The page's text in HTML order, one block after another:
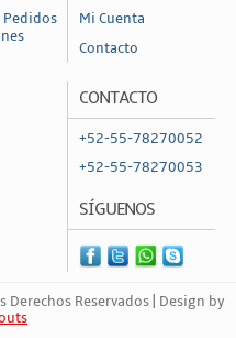
Pedidos
Mi Cuenta
Contacto
CONTACTO
+52-55-78270052
+52-55-78270053
SÍGUENOS
Derechos Reservados | Design by